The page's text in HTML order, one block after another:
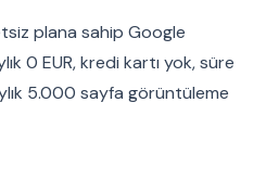
plana sahip Google
0 EUR, kredi kartı yok, süre
5.000 sayfa görüntüleme